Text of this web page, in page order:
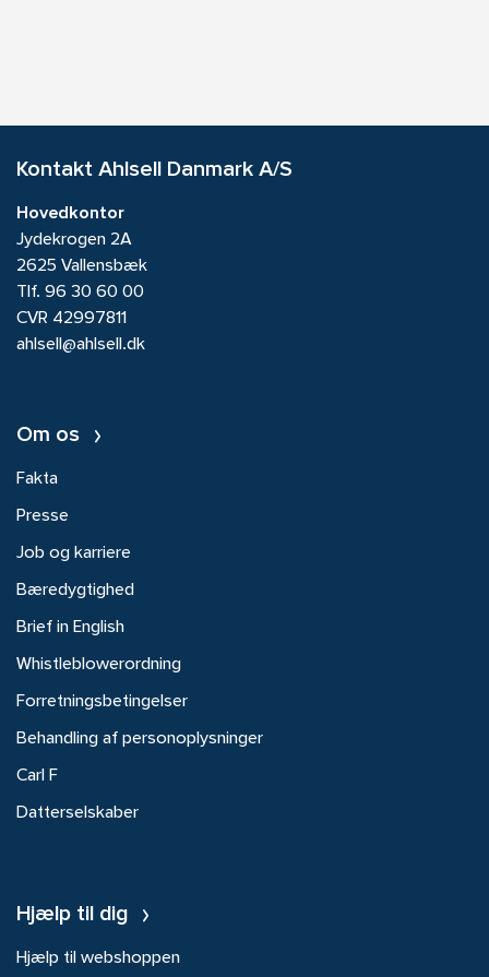
Kontakt Ahlsell Danmark A/S
Hovedkontor
Jydekrogen 2A
2625 Vallensbæk
Tlf. 96 30 60 00
CVR 42997811
ahlsell@ahlsell.dk
Om os
Fakta
Presse
Job og karriere
Bæredygtighed
Brief in English
Whistleblowerordning
Forretningsbetingelser
Behandling af personoplysninger
Carl F
Datterselskaber
Hjælp til dig
Hjælp til webshoppen